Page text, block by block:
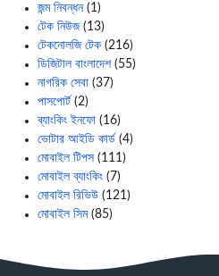
জন্ম নিবন্ধন(1)
টেক নিউজ(13)
টেকনোলজি টেক (216)
ডিজিটাল বাংলাদেশ(55)
নাগরিক সেবা (37)
পাসপোর্ট (2)
ব্যাংকিং ইনফো (16)
ভোটার আইডি কার্ড (4)
মোবাইল টিপস (111)
মোবাইল ব্যাংকিং (7)
মোবাইল রিভিউ (121)
মোবাইল সিম(85)